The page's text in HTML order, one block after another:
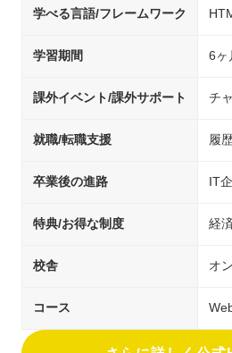
学べる言語/フレームワーク
学習期間 6ヶ
課外イベント/課外サポート チ
就職/転職支援 履
卒業後の進路 IT
特典/お得な制度 経
校舎 オ
コース